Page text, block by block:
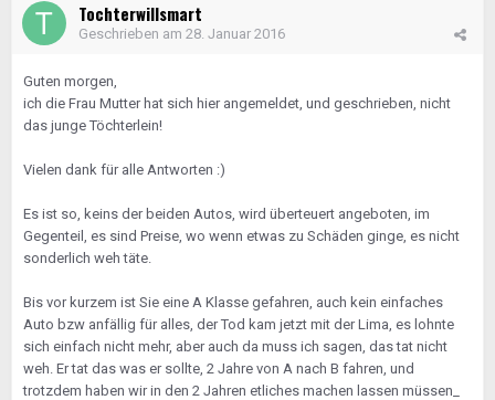
Tochterwillsmart
Geschrieben am 28. Januar 2016
Guten morgen,
ich die Frau Mutter hat sich hier angemeldet, und geschrieben, nicht
das junge Töchterlein!
Vielen dank für alle Antworten :)
Es ist so, keins der beiden Autos, wird überteuert angeboten, im
Gegenteil, es sind Preise, wo wenn etwas zu Schäden ginge, es nicht
sonderlich weh täte.
Bis vor kurzem ist Sie eine A Klasse gefahren, auch kein einfaches
Auto bzw anfällig für alles, der Tod kam jetzt mit der Lima, es lohnte
sich einfach nicht mehr, aber auch da muss ich sagen, das tat nicht
weh. Er tat das was er sollte, 2 Jahre von A nach B fahren, und
trotzdem haben wir in den 2 Jahren etliches machen lassen müssen_